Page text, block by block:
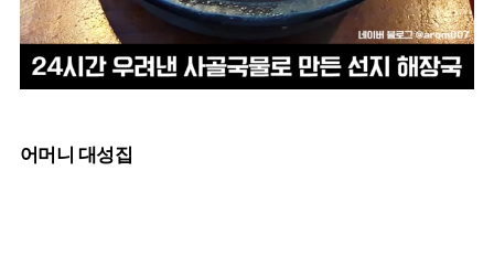
어머니 대성집